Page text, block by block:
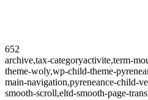
652
archive,tax-categoryactivite,term-
theme-woly,wp-child-theme-
main-navigation,pyreneance-child-
smooth-scroll,eltd-smooth-page-